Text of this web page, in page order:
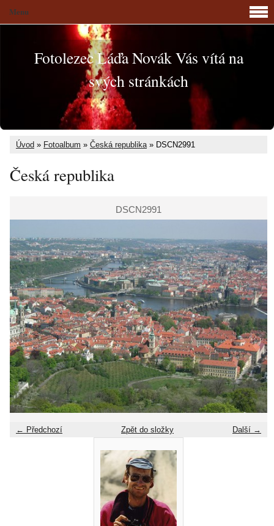
Fotolezec Láďa Novák Vás vítá na
svých stránkách
Úvod » Fotoalbum » Česká republika» DSCN2991
Česká republika
DSCN2991
← Předchozí Další →
Zpět do složky
Menu